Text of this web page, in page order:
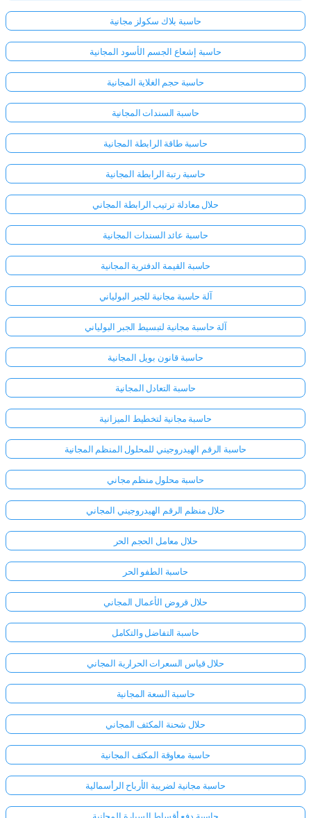
سجّل
الدخول
هنا!
الدعم:
حاسبة بلاك سكولز مجانية
حاسبة إشعاع الجسم الأسود المجانية
حاسبة حجم الغلاية المجانية
حاسبة السندات المجانية
حاسبة طاقة الرابطة المجانية
حاسبة رتبة الرابطة المجانية
حلال معادلة ترتيب الرابطة المجاني
حاسبة عائد السندات المجانية
حاسبة القيمة الدفترية المجانية
آلة حاسبة مجانية للجبر البولياني
آلة حاسبة مجانية لتبسيط الجبر البولياني
حاسبة قانون بويل المجانية
حاسبة التعادل المجانية
حاسبة مجانية لتخطيط الميزانية
حاسبة الرقم الهيدروجيني للمحلول المنظم المجانية
حاسبة محلول منظم مجاني
حلال منظم الرقم الهيدروجيني المجاني
حلال معامل الحجم الحر
حاسبة الطفو الحر
حلال قروض الأعمال المجاني
حاسبة التفاضل والتكامل
حلال قياس السعرات الحرارية المجاني
حاسبة السعة المجانية
حلال شحنة المكثف المجاني
حاسبة معاوقة المكثف المجانية
حاسبة مجانية لضريبة الأرباح الرأسمالية